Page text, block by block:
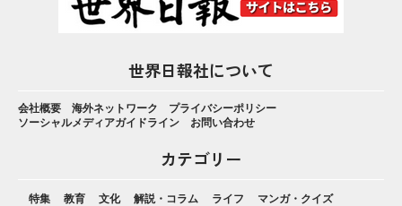
世界日報社について
会社概要 海外ネットワーク
プライバシーポリシー
ソーシャルメディアガイドライン
お問い合わせ
カテゴリー
特集 教育 文化 解説・コラム ライフ マンガ・クイズ